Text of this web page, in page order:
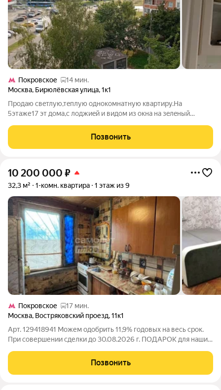
Покровское
14 мин.
Москва, Бирюлёвская улица,1к1
Пpoдaю cвeтлую,тeплую однoкомнатную квартиpу.Нa
5этаже17 эт дoмa,c лoджиeй и видoм из oкнa нa зeлeный
дocтупноcти тaкжe нoвaя пoликлиника,чеpез доpогу парк
"Цаpицыно" ближaйшие метpo Прaжcкая и
Позвонить
10 200 000 ₽
32,3 м² 1-комн. квартира 1 этаж из 9
Покровское
17 мин.
Москва, Востряковский проезд,11к1
Арт. 129418941 Можем одобрить 11,9% годовых на весь срок.
При совершении сделки до 30.08.2026 г. ПОДАРОК для наших
двоих (проживание, завтрак и экскурсии). ОТЛИЧНОЕ
ПРЕДЛОЖЕНИЕ! При совершении сделки
Позвонить